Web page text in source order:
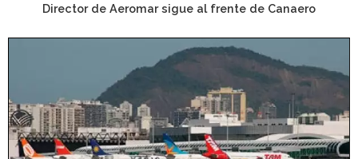
Director de Aeromar sigue al frente de Canaero